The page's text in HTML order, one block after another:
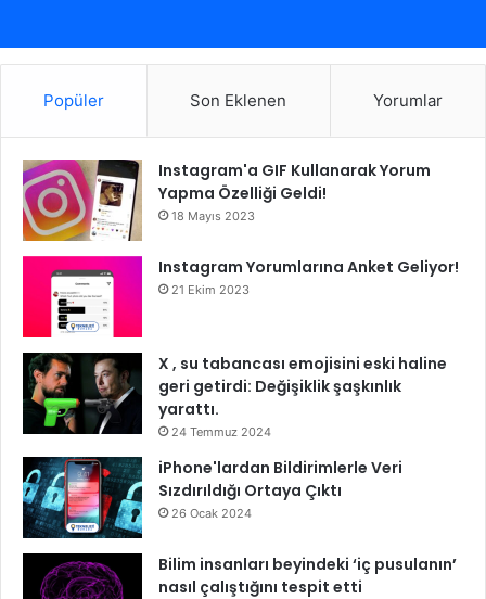
Popüler Son Eklenen Yorumlar
Instagram'a GIF Kullanarak Yorum
Yapma Özelliği Geldi!
18 Mayıs 2023
Instagram Yorumlarına Anket Geliyor!
21 Ekim 2023
X , su tabancası emojisini eski haline
geri getirdi: Değişiklik şaşkınlık
yarattı.
24 Temmuz 2024
iPhone'lardan Bildirimlerle Veri
Sızdırıldığı Ortaya Çıktı
26 Ocak 2024
Bilim insanları beyindeki ‘iç pusulanın’
nasıl çalıştığını tespit etti